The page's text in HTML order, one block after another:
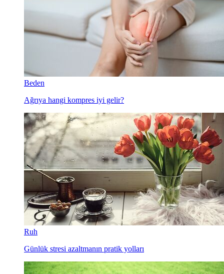
Beden
Ağrıya hangi kompres iyi gelir?
Ruh
Günlük stresi azaltmanın pratik yolları